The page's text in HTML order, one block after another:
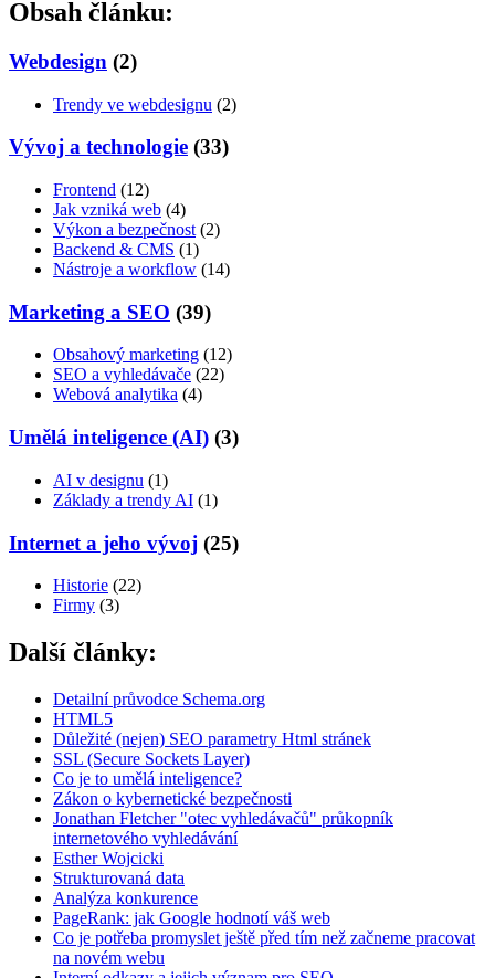
Obsah článku:
Webdesign (2)
Trendy ve webdesignu (2)
Vývoj a technologie (33)
Frontend (12)
Jak vzniká web (4)
Výkon a bezpečnost (2)
Backend & CMS (1)
Nástroje a workflow (14)
Marketing a SEO (39)
Obsahový marketing (12)
SEO a vyhledávače (22)
Webová analytika (4)
Umělá inteligence (AI) (3)
AI v designu (1)
Základy a trendy AI (1)
Internet a jeho vývoj (25)
Historie (22)
Firmy (3)
Další články:
Detailní průvodce Schema.org
HTML5
Důležité (nejen) SEO parametry Html stránek
SSL (Secure Sockets Layer)
Co je to umělá inteligence?
Zákon o kybernetické bezpečnosti
Jonathan Fletcher "otec vyhledávačů" průkopník
internetového vyhledávání
Esther Wojcicki
Strukturovaná data
Analýza konkurence
PageRank: jak Google hodnotí váš web
Co je potřeba promyslet ještě před tím než začneme pracovat
na novém webu